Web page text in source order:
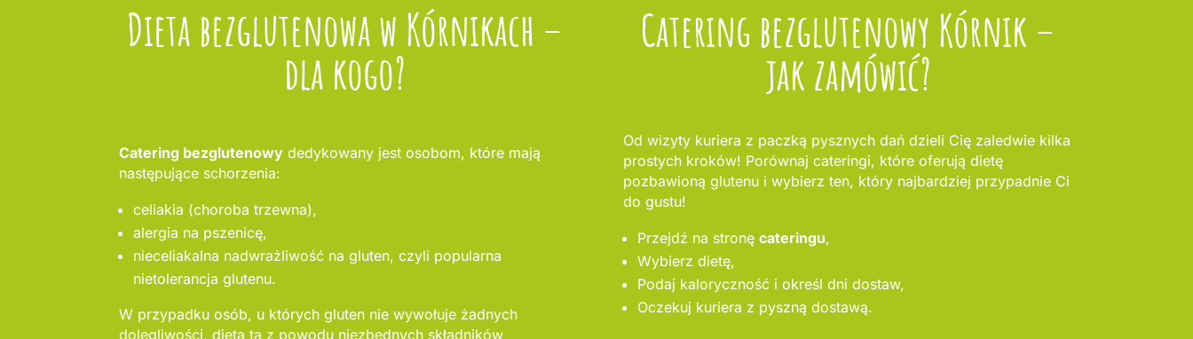
Dieta bezglutenowa w Kórnikach –
dla kogo?
Catering bezglutenowy dedykowany jest osobom, które mają
następujące schorzenia:
celiakia (choroba trzewna),
alergia na pszenicę,
nieceliakalna nadwrażliwość na gluten, czyli popularna
nietolerancja glutenu.
W przypadku osób, u których gluten nie wywołuje żadnych
dolegliwości, dieta ta z powodu niezbędnych składników
Catering bezglutenowy Kórnik –
jak zamówić?
Od wizyty kuriera z paczką pysznych dań dzieli Cię zaledwie kilka
prostych kroków! Porównaj cateringi, które oferują dietę
pozbawioną glutenu i wybierz ten, który najbardziej przypadnie Ci
do gustu!
Przejdź na stronę cateringu,
Wybierz dietę,
Podaj kaloryczność i określ dni dostaw,
Oczekuj kuriera z pyszną dostawą.